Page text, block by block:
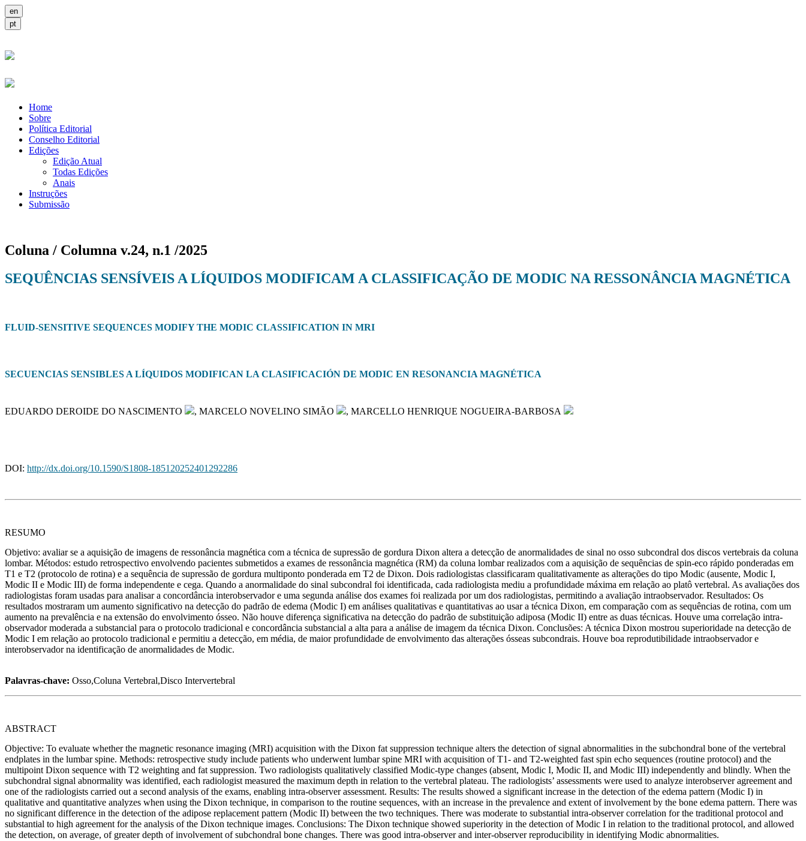
Home
Sobre
Política Editorial
Conselho Editorial
Edições
Edição Atual
Todas Edições
Anais
Instruções
Submissão
Coluna / Columna v.24, n.1 /2025
SEQUÊNCIAS SENSÍVEIS A LÍQUIDOS MODIFICAM A CLASSIFICAÇÃO DE MODIC NA RESSONÂNCIA MAGNÉTICA
FLUID-SENSITIVE SEQUENCES MODIFY THE MODIC CLASSIFICATION IN MRI
SECUENCIAS SENSIBLES A LÍQUIDOS MODIFICAN LA CLASIFICACIÓN DE MODIC EN RESONANCIA MAGNÉTICA
EDUARDO DEROIDE DO NASCIMENTO , MARCELO NOVELINO SIMÃO , MARCELLO HENRIQUE NOGUEIRA-BARBOSA
DOI: http://dx.doi.org/10.1590/S1808-185120252401292286
RESUMO
Objetivo: avaliar se a aquisição de imagens de ressonância magnética com a técnica de supressão de gordura Dixon altera a detecção de anormalidades de sinal no osso subcondral dos discos vertebrais da coluna
lombar. Métodos: estudo retrospectivo envolvendo pacientes submetidos a exames de ressonância magnética (RM) da coluna lombar realizados com a aquisição de sequências de spin-eco rápido ponderadas em
T1 e T2 (protocolo de rotina) e a sequência de supressão de gordura multiponto ponderada em T2 de Dixon. Dois radiologistas classificaram qualitativamente as alterações do tipo Modic (ausente, Modic I,
Modic II e Modic III) de forma independente e cega. Quando a anormalidade do sinal subcondral foi identificada, cada radiologista mediu a profundidade máxima em relação ao platô vertebral. As avaliações dos
radiologistas foram usadas para analisar a concordância interobservador e uma segunda análise dos exames foi realizada por um dos radiologistas, permitindo a avaliação intraobservador. Resultados: Os
resultados mostraram um aumento significativo na detecção do padrão de edema (Modic I) em análises qualitativas e quantitativas ao usar a técnica Dixon, em comparação com as sequências de rotina, com um
aumento na prevalência e na extensão do envolvimento ósseo. Não houve diferença significativa na detecção do padrão de substituição adiposa (Modic II) entre as duas técnicas. Houve uma correlação intra-
observador moderada a substancial para o protocolo tradicional e concordância substancial a alta para a análise de imagem da técnica Dixon. Conclusões: A técnica Dixon mostrou superioridade na detecção de
Modic I em relação ao protocolo tradicional e permitiu a detecção, em média, de maior profundidade de envolvimento das alterações ósseas subcondrais. Houve boa reprodutibilidade intraobservador e
interobservador na identificação de anormalidades de Modic.
Palavras-chave: Osso,Coluna Vertebral,Disco Intervertebral
ABSTRACT
Objective: To evaluate whether the magnetic resonance imaging (MRI) acquisition with the Dixon fat suppression technique alters the detection of signal abnormalities in the subchondral bone of the vertebral
endplates in the lumbar spine. Methods: retrospective study include patients who underwent lumbar spine MRI with acquisition of T1- and T2-weighted fast spin echo sequences (routine protocol) and the
multipoint Dixon sequence with T2 weighting and fat suppression. Two radiologists qualitatively classified Modic-type changes (absent, Modic I, Modic II, and Modic III) independently and blindly. When the
subchondral signal abnormality was identified, each radiologist measured the maximum depth in relation to the vertebral plateau. The radiologists’ assessments were used to analyze interobserver agreement and
one of the radiologists carried out a second analysis of the exams, enabling intra-observer assessment. Results: The results showed a significant increase in the detection of the edema pattern (Modic I) in
qualitative and quantitative analyzes when using the Dixon technique, in comparison to the routine sequences, with an increase in the prevalence and extent of involvement by the bone edema pattern. There was
no significant difference in the detection of the adipose replacement pattern (Modic II) between the two techniques. There was moderate to substantial intra-observer correlation for the traditional protocol and
substantial to high agreement for the analysis of the Dixon technique images. Conclusions: The Dixon technique showed superiority in the detection of Modic I in relation to the traditional protocol, and allowed
the detection, on average, of greater depth of involvement of subchondral bone changes. There was good intra-observer and inter-observer reproducibility in identifying Modic abnormalities.